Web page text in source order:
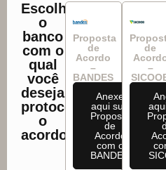
Escolha
o
banco
com o
qual
você
deseja
protocolar
o
acordo:
Proposta
de
Acordo
–
BANDES
Anexe
aqui sua
Proposta
de
Acordo
com o
BANDES
de
–